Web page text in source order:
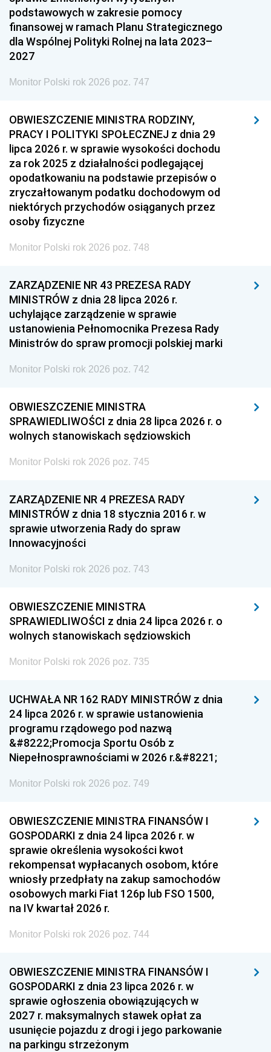
podstawowych w zakresie pomocy
finansowej w ramach Planu Strategicznego
dla Wspólnej Polityki Rolnej na lata 2023–
2027
Monitor Polski rok 2026 poz. 747
OBWIESZCZENIE MINISTRA RODZINY,
PRACY I POLITYKI SPOŁECZNEJ z dnia 29
lipca 2026 r. w sprawie wysokości dochodu
za rok 2025 z działalności podlegającej
opodatkowaniu na podstawie przepisów o
zryczałtowanym podatku dochodowym od
niektórych przychodów osiąganych przez
osoby fizyczne
Monitor Polski rok 2026 poz. 748
ZARZĄDZENIE NR 43 PREZESA RADY
MINISTRÓW z dnia 28 lipca 2026 r.
uchylające zarządzenie w sprawie
ustanowienia Pełnomocnika Prezesa Rady
Ministrów do spraw promocji polskiej marki
Monitor Polski rok 2026 poz. 742
OBWIESZCZENIE MINISTRA
SPRAWIEDLIWOŚCI z dnia 28 lipca 2026 r. o
wolnych stanowiskach sędziowskich
Monitor Polski rok 2026 poz. 745
ZARZĄDZENIE NR 4 PREZESA RADY
MINISTRÓW z dnia 18 stycznia 2016 r. w
sprawie utworzenia Rady do spraw
Innowacyjności
Monitor Polski rok 2026 poz. 743
OBWIESZCZENIE MINISTRA
SPRAWIEDLIWOŚCI z dnia 24 lipca 2026 r. o
wolnych stanowiskach sędziowskich
Monitor Polski rok 2026 poz. 735
UCHWAŁA NR 162 RADY MINISTRÓW z dnia
24 lipca 2026 r. w sprawie ustanowienia
programu rządowego pod nazwą
&#8222;Promocja Sportu Osób z
Niepełnosprawnościami w 2026 r.&#8221;
Monitor Polski rok 2026 poz. 749
OBWIESZCZENIE MINISTRA FINANSÓW I
GOSPODARKI z dnia 24 lipca 2026 r. w
sprawie określenia wysokości kwot
rekompensat wypłacanych osobom, które
wniosły przedpłaty na zakup samochodów
osobowych marki Fiat 126p lub FSO 1500,
na IV kwartał 2026 r.
Monitor Polski rok 2026 poz. 744
OBWIESZCZENIE MINISTRA FINANSÓW I
GOSPODARKI z dnia 23 lipca 2026 r. w
sprawie ogłoszenia obowiązujących w
2027 r. maksymalnych stawek opłat za
usunięcie pojazdu z drogi i jego parkowanie
na parkingu strzeżonym